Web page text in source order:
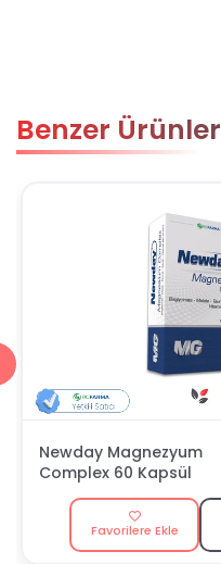
Benzer Ürünler
Newday Magnezyum
Complex 60 Kapsül
Favorilere Ekle